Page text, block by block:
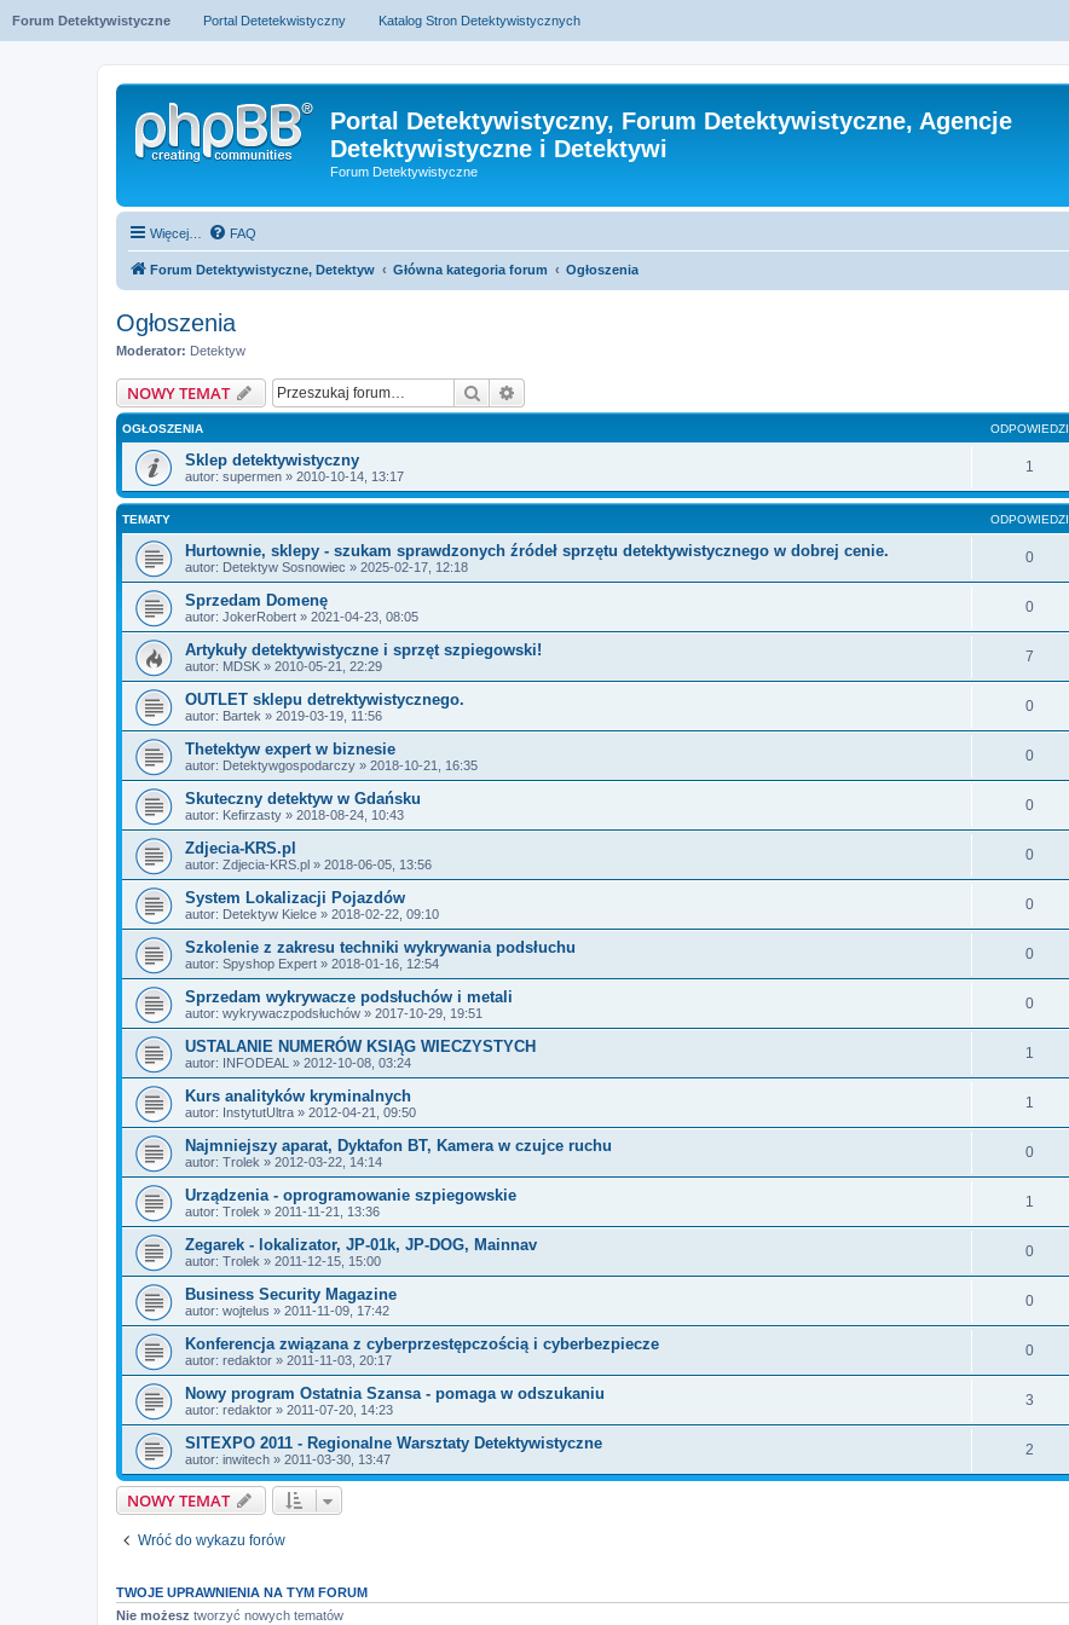
Forum Detektywistyczne Portal Detetekwistyczny Katalog Stron Detektywistycznych
Portal Detektywistyczny, Forum Detektywistyczne, Agencje
Detektywistyczne i Detektywi
Forum Detektywistyczne
Więcej… FAQ
Forum Detektywistyczne, Detektyw Główna kategoria forum Ogłoszenia
Ogłoszenia
Moderator: Detektyw
NOWY TEMAT Szukaj
OGŁOSZENIA ODPOWIEDZI
Sklep detektywistyczny
autor: supermen » 2010-10-14, 13:17
1
TEMATY ODPOWIEDZI
Hurtownie, sklepy - szukam sprawdzonych źródeł sprzętu detektywistycznego w dobrej cenie.
autor: Detektyw Sosnowiec » 2025-02-17, 12:18
0
Sprzedam Domenę
autor: JokerRobert » 2021-04-23, 08:05
0
Artykuły detektywistyczne i sprzęt szpiegowski!
autor: MDSK » 2010-05-21, 22:29
7
OUTLET sklepu detrektywistycznego.
autor: Bartek » 2019-03-19, 11:56
0
Thetektyw expert w biznesie
autor: Detektywgospodarczy » 2018-10-21, 16:35
0
Skuteczny detektyw w Gdańsku
autor: Kefirzasty » 2018-08-24, 10:43
0
Zdjecia-KRS.pl
autor: Zdjecia-KRS.pl » 2018-06-05, 13:56
0
System Lokalizacji Pojazdów
autor: Detektyw Kielce » 2018-02-22, 09:10
0
Szkolenie z zakresu techniki wykrywania podsłuchu
autor: Spyshop Expert » 2018-01-16, 12:54
0
Sprzedam wykrywacze podsłuchów i metali
autor: wykrywaczpodsłuchów » 2017-10-29, 19:51
0
USTALANIE NUMERÓW KSIĄG WIECZYSTYCH
autor: INFODEAL » 2012-10-08, 03:24
1
Kurs analityków kryminalnych
autor: InstytutUltra » 2012-04-21, 09:50
1
Najmniejszy aparat, Dyktafon BT, Kamera w czujce ruchu
autor: Trolek » 2012-03-22, 14:14
0
Urządzenia - oprogramowanie szpiegowskie
autor: Trolek » 2011-11-21, 13:36
1
Zegarek - lokalizator, JP-01k, JP-DOG, Mainnav
autor: Trolek » 2011-12-15, 15:00
0
Business Security Magazine
autor: wojtelus » 2011-11-09, 17:42
0
Konferencja związana z cyberprzestępczością i cyberbezpiecze
autor: redaktor » 2011-11-03, 20:17
0
Nowy program Ostatnia Szansa - pomaga w odszukaniu
autor: redaktor » 2011-07-20, 14:23
3
SITEXPO 2011 - Regionalne Warsztaty Detektywistyczne
autor: inwitech » 2011-03-30, 13:47
2
NOWY TEMAT
Wróć do wykazu forów
TWOJE UPRAWNIENIA NA TYM FORUM
Nie możesz tworzyć nowych tematów